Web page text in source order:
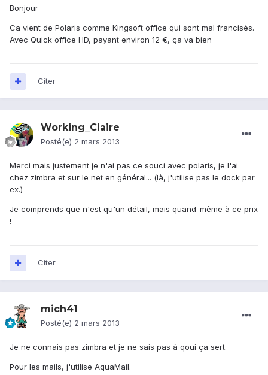
Bonjour
Ca vient de Polaris comme Kingsoft office qui sont mal francisés.
Avec Quick office HD, payant environ 12 €, ça va bien
Citer
Working_Claire
Posté(e) 2 mars 2013
Merci mais justement je n'ai pas ce souci avec polaris, je l'ai
chez zimbra et sur le net en général... (là, j'utilise pas le dock par
ex.)
Je comprends que n'est qu'un détail, mais quand-même à ce prix
!
Citer
mich41
Posté(e) 2 mars 2013
Je ne connais pas zimbra et je ne sais pas à qoui ça sert.
Pour les mails, j'utilise AquaMail.